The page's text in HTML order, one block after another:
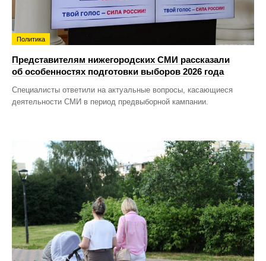
Политика
Представителям нижегородских СМИ рассказали
об особенностях подготовки выборов 2026 года
Специалисты ответили на актуальные вопросы, касающиеся
деятельности СМИ в период предвыборной кампании.